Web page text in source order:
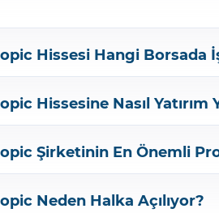
Hissesi Hangi Borsada
Hissesine Nasıl Yatırım
Şirketinin En Önemli
Neden Halka Açılıyor?